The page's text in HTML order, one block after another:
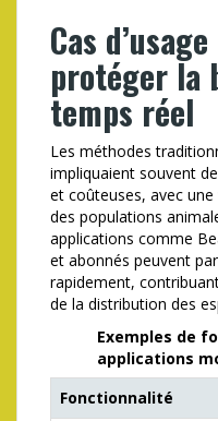
Cas
protéger la
temps réel
Les méthodes
impliquaient souvent
et coûteuses, avec
des populations
applications comme
et abonnés peuvent
rapidement,
de la distribution des
Exemples de
applications
Fonctionnalité